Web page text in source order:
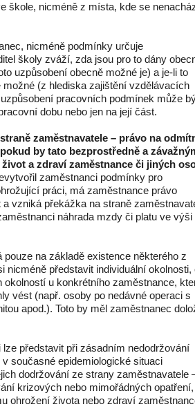
škole, nicméně z místa, kde se
nicméně podmínky určuje
školy zváží, zda jsou pro to dány
uzpůsobení obecně možné je) a je-li to
možné (z hlediska zajištění vzdělávacích
pracovních podmínek může
dobu nebo jen na její část.
zaměstnavatele – právo na
by tato bezprostředně a
a zdraví zaměstnance či jiných
zaměstnanci podmínky pro
práci, má zaměstnance právo
vzniká překážka na straně
náhrada mzdy či platu ve výši
pouze na základě existence některého z
nicméně představit individuální okolnosti,
okolností u konkrétního zaměstnance,
vést (např. osoby po nedávné operaci s
apod.). Toto by měl zaměstnanec
lze představit při zásadním nedodržování
současné epidemiologické situaci
dodržování ze strany zaměstnavatele
krizových nebo mimořádných opatření,
ohrožení života nebo zdraví